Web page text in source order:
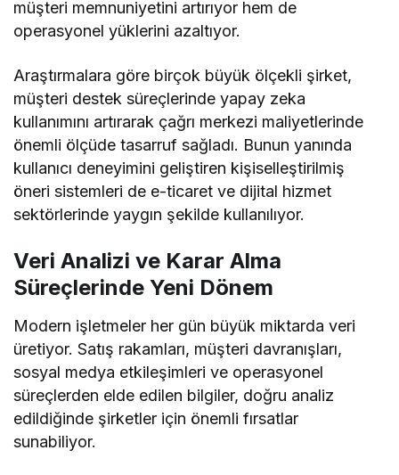
müşteri memnuniyetini artırıyor hem de
operasyonel yüklerini azaltıyor.
Araştırmalara göre birçok büyük ölçekli şirket,
müşteri destek süreçlerinde yapay zeka
kullanımını artırarak çağrı merkezi maliyetlerinde
önemli ölçüde tasarruf sağladı. Bunun yanında
kullanıcı deneyimini geliştiren kişiselleştirilmiş
öneri sistemleri de e-ticaret ve dijital hizmet
sektörlerinde yaygın şekilde kullanılıyor.
Veri Analizi ve Karar Alma
Süreçlerinde Yeni Dönem
Modern işletmeler her gün büyük miktarda veri
üretiyor. Satış rakamları, müşteri davranışları,
sosyal medya etkileşimleri ve operasyonel
süreçlerden elde edilen bilgiler, doğru analiz
edildiğinde şirketler için önemli fırsatlar
sunabiliyor.